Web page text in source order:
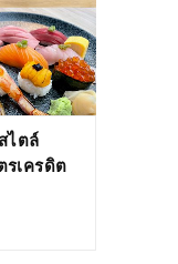
ไตล์
เครดิต